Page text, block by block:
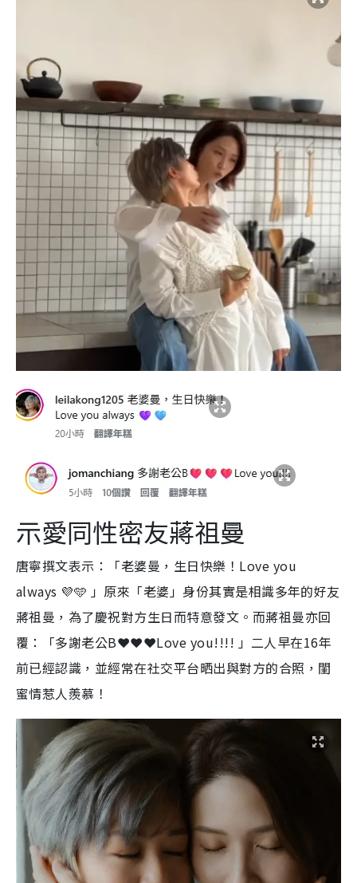
示愛同性密友蔣祖曼
唐寧撰文表示：「老婆曼，生日快樂！Love you
always 💜🩵 」原來「老婆」身份其實是相識多年的好友
蔣祖曼，為了慶祝對方生日而特意發文。而蔣祖曼亦回
覆：「多謝老公B❤️❤️❤️Love you!!!! 」二人早在16年
前已經認識，並經常在社交平台晒出與對方的合照，閨
蜜情惹人羨慕！